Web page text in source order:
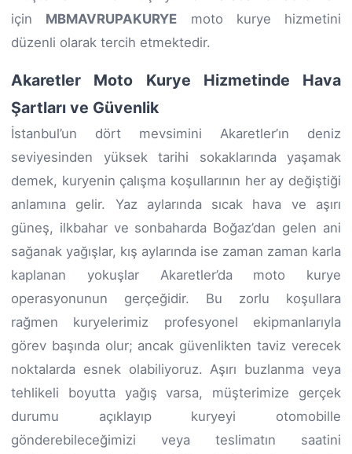
için MBMAVRUPAKURYE moto kurye hizmetini
düzenli olarak tercih etmektedir.
Akaretler Moto Kurye Hizmetinde Hava
Şartları ve Güvenlik
İstanbul’un dört mevsimini Akaretler’ın deniz
seviyesinden yüksek tarihi sokaklarında yaşamak
demek, kuryenin çalışma koşullarının her ay değiştiği
anlamına gelir. Yaz aylarında sıcak hava ve aşırı
güneş, ilkbahar ve sonbaharda Boğaz’dan gelen ani
sağanak yağışlar, kış aylarında ise zaman zaman karla
kaplanan yokuşlar Akaretler’da moto kurye
operasyonunun gerçeğidir. Bu zorlu koşullara
rağmen kuryelerimiz profesyonel ekipmanlarıyla
görev başında olur; ancak güvenlikten taviz verecek
noktalarda esnek olabiliyoruz. Aşırı buzlanma veya
tehlikeli boyutta yağış varsa, müşterimize gerçek
durumu açıklayıp kuryeyi otomobille
gönderebileceğimizi veya teslimatın saatini